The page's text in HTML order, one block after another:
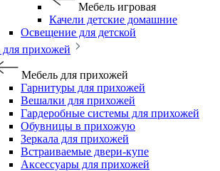
Мебель игровая
Качели детские домашние
Освещение для детской
прихожей
Мебель для прихожей
Гарнитуры для прихожей
Вешалки для прихожей
Гардеробные системы для прихожей
Обувницы в прихожую
Зеркала для прихожей
Встраиваемые двери-купе
Аксессуары для прихожей